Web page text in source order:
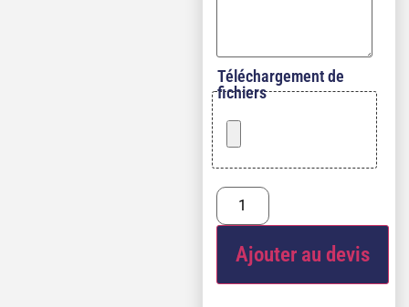
Téléchargement de
fichiers
Ajouter au devis